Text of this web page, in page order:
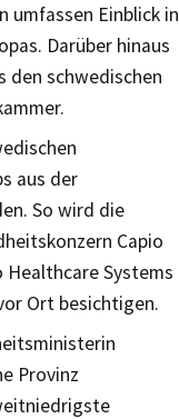
umfassen Einblick in
Darüber hinaus
den schwedischen
aus der
So wird die
Capio
Healthcare Systems
Ort besichtigen.
Provinz